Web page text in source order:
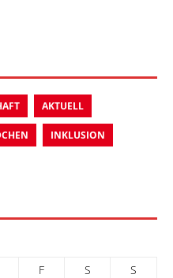
AKTUELL
INKLUSION
F S
S